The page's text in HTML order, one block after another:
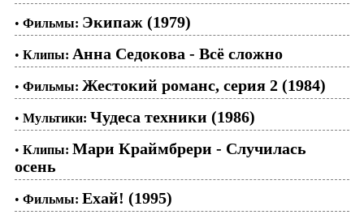
• Фильмы: Экипаж (1979)
• Клипы: Анна Седокова - Всё сложно
• Фильмы: Жестокий романс, серия 2 (1984)
• Мультики: Чудеса техники (1986)
• Клипы: Мари Краймбрери - Случилась
осень
• Фильмы: Ехай! (1995)